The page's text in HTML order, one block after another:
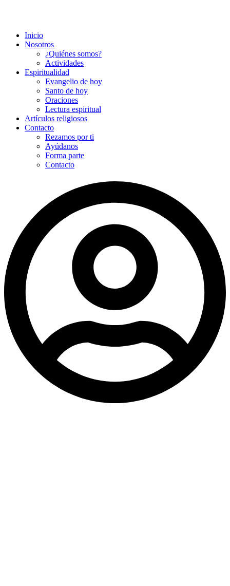
Inicio
Nosotros
¿Quiénes somos?
Actividades
Espiritualidad
Evangelio de hoy
Santo de hoy
Oraciones
Lectura espiritual
Artículos religiosos
Contacto
Rezamos por ti
Ayúdanos
Forma parte
Contacto